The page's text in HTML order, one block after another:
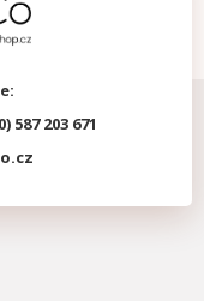
587 203 671